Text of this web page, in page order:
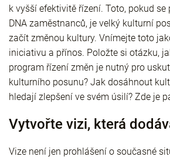
k vyšší efektivitě řízení. Toto, pokud
DNA zaměstnanců, je velký kulturní
začít změnou kultury. Vnímejte toto
iniciativu a přínos. Položte si otázku,
program řízení změn je nutný pro
kulturního posunu? Jak dosáhnout
hledají zlepšení ve svém úsilí? Zde je
Vytvořte vizi, která
Vize není jen prohlášení o současné